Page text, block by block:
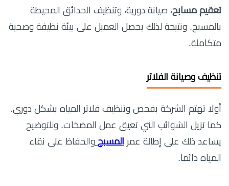
تعقيم مسابح، صيانة دورية، وتنظيف الحدائق المحيطة
بالمسبح. ونتيجة لذلك يحصل العميل على بيئة نظيفة وصحية
متكاملة.
تنظيف وصيانة الفلاتر
أولا تهتم الشركة بفحص وتنظيف فلاتر المياه بشكل دوري.
كما تزيل الشوائب التي تعيق عمل المضخات. وللتوضيح
يساعد ذلك على إطالة عمر المسبح والحفاظ على نقاء
المياه دائما.